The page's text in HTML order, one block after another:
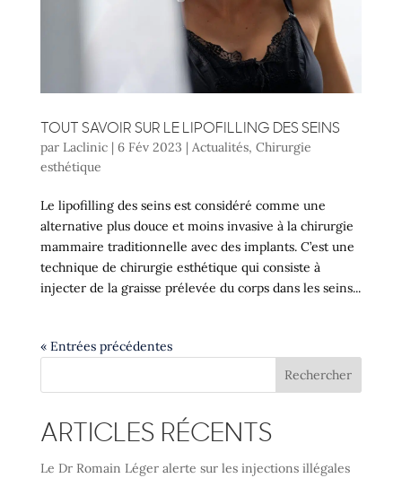
TOUT SAVOIR SUR LE LIPOFILLING DES SEINS
par Laclinic| 6 Fév 2023 | Actualités, Chirurgie
esthétique
Le lipofilling des seins est considéré comme une
alternative plus douce et moins invasive à la chirurgie
mammaire traditionnelle avec des implants. C’est une
technique de chirurgie esthétique qui consiste à
injecter de la graisse prélevée du corps dans les seins...
« Entrées précédentes
Rechercher
ARTICLES RÉCENTS
Le Dr Romain Léger alerte sur les injections illégales